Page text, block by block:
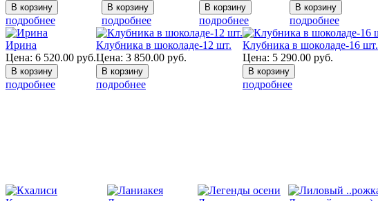
подробнее подробнее подробнее подробнее
Ирина
Цена: 6 520.00 руб.
подробнее
Клубника в шоколаде-12 шт.
Цена: 3 850.00 руб.
подробнее
Клубника в шоколаде-16 шт.
Цена: 5 290.00 руб.
подробнее